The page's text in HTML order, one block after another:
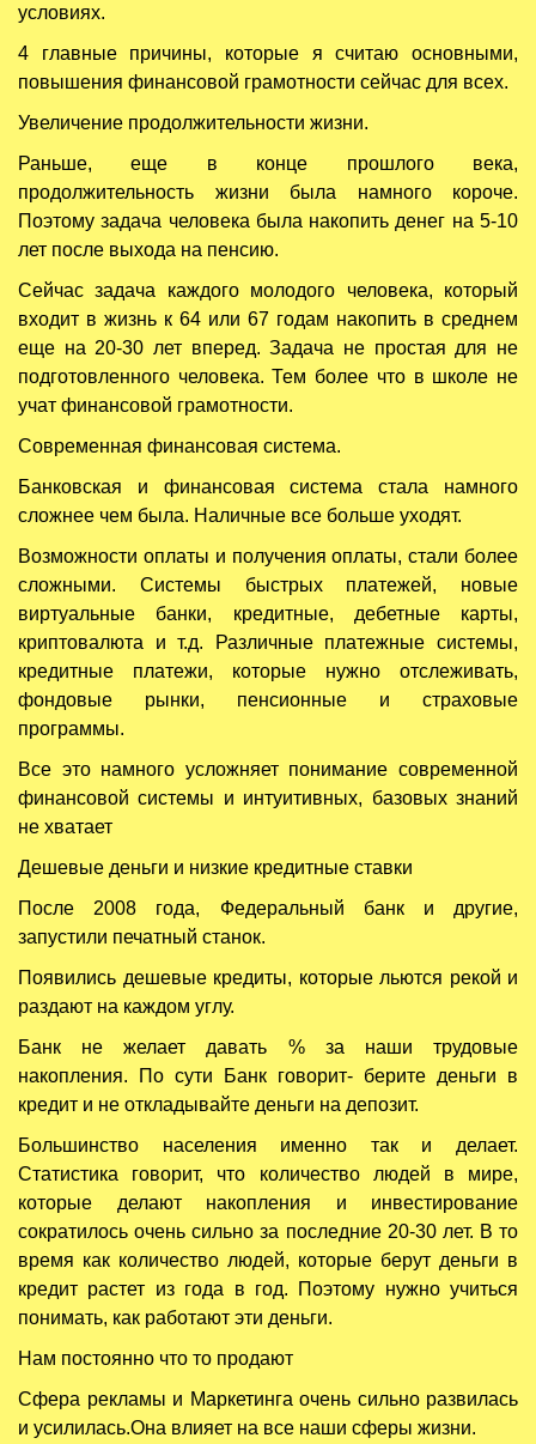
условиях.
4 главные причины, которые я считаю основными,
повышения финансовой грамотности сейчас для всех.
Увеличение продолжительности жизни.
Раньше, еще в конце прошлого века,
продолжительность жизни была намного короче.
Поэтому задача человека была накопить денег на 5-10
лет после выхода на пенсию.
Сейчас задача каждого молодого человека, который
входит в жизнь к 64 или 67 годам накопить в среднем
еще на 20-30 лет вперед. Задача не простая для не
подготовленного человека. Тем более что в школе не
учат финансовой грамотности.
Современная финансовая система.
Банковская и финансовая система стала намного
сложнее чем была. Наличные все больше уходят.
Возможности оплаты и получения оплаты, стали более
сложными. Системы быстрых платежей, новые
виртуальные банки, кредитные, дебетные карты,
криптовалюта и т.д. Различные платежные системы,
кредитные платежи, которые нужно отслеживать,
фондовые рынки, пенсионные и страховые
программы.
Все это намного усложняет понимание современной
финансовой системы и интуитивных, базовых знаний
не хватает
Дешевые деньги и низкие кредитные ставки
После 2008 года, Федеральный банк и другие,
запустили печатный станок.
Появились дешевые кредиты, которые льются рекой и
раздают на каждом углу.
Банк не желает давать % за наши трудовые
накопления. По сути Банк говорит- берите деньги в
кредит и не откладывайте деньги на депозит.
Большинство населения именно так и делает.
Статистика говорит, что количество людей в мире,
которые делают накопления и инвестирование
сократилось очень сильно за последние 20-30 лет. В то
время как количество людей, которые берут деньги в
кредит растет из года в год. Поэтому нужно учиться
понимать, как работают эти деньги.
Нам постоянно что то продают
Cфера рекламы и Маркетинга очень сильно развилась
и усилилась.Она влияет на все наши сферы жизни.